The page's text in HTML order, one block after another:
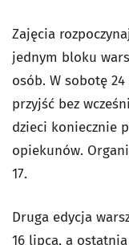
Zajęcia
jednym bloku
osób. W sobotę
przyjść bez
dzieci koniecznie
opiekunów.
17.
Druga edycja
16 lipca, a